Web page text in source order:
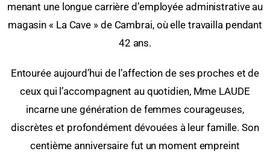
menant une longue carrière d’employée administrative au
magasin « La Cave » de Cambrai, où elle travailla pendant
42 ans.
Entourée aujourd’hui de l’affection de ses proches et de
ceux qui l’accompagnent au quotidien, Mme LAUDE
incarne une génération de femmes courageuses,
discrètes et profondément dévouées à leur famille. Son
centième anniversaire fut un moment empreint